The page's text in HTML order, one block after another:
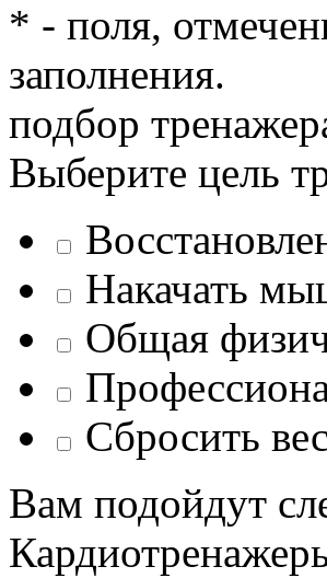
* - поля,
заполнения.
подбор
Выберите цель
Накачать
Общая
Сбросить вес
Вам подойдут